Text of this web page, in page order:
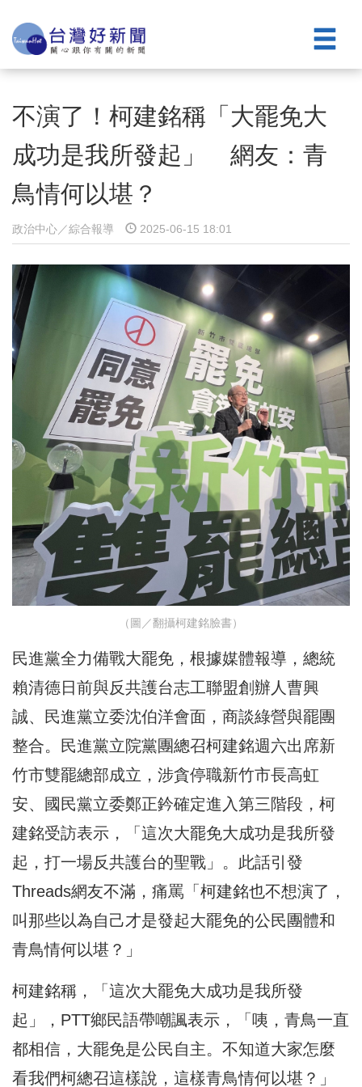
不演了！柯建銘稱「大罷免大
成功是我所發起」 網友：青
鳥情何以堪？
政治中心／綜合報導 2025-06-15 18:01
（圖／翻攝柯建銘臉書）
民進黨全力備戰大罷免，根據媒體報導，總統
賴清德日前與反共護台志工聯盟創辦人曹興
誠、民進黨立委沈伯洋會面，商談綠營與罷團
整合。民進黨立院黨團總召柯建銘週六出席新
竹市雙罷總部成立，涉貪停職新竹市長高虹
安、國民黨立委鄭正鈐確定進入第三階段，柯
建銘受訪表示，「這次大罷免大成功是我所發
起，打一場反共護台的聖戰」。 此話引發
Threads網友不滿，痛罵「柯建銘也不想演了，
叫那些以為自己才是發起大罷免的公民團體和
青鳥情何以堪？」
柯建銘稱，「這次大罷免大成功是我所發
起」，PTT鄉民語帶嘲諷表示，
「咦，青鳥一直
都相信，大罷免是公民自主。不知道大家怎麼
看我們柯總召這樣說，這樣青鳥情何以堪？」